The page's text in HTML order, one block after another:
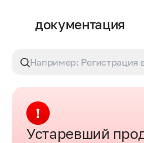
документация
Устаревший